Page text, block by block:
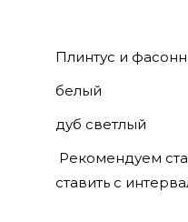
Плинтус и
белый
дуб светлый
Рекомендуем
ставить с